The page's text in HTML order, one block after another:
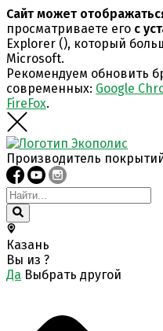
Сайт может
просматриваете его с
Explorer (), который
Microsoft.
Рекомендуем обновить
современных: Google
FireFox.
Производитель
Казань
Вы из ?
Да Выбрать другой